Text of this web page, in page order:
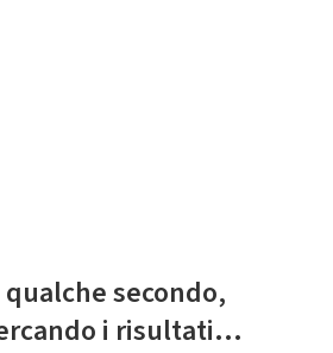
secondo,
i risultati...